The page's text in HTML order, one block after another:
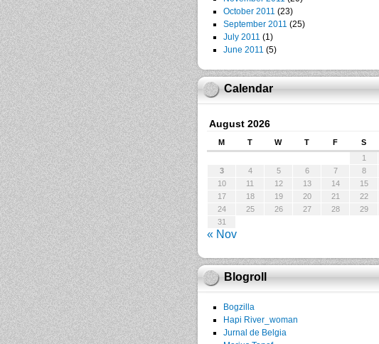
October 2011 (23)
September 2011 (25)
July 2011 (1)
June 2011 (5)
Calendar
August 2026
M T W T F S
1
3
4 5 6 7 8
10
11 12 13 14 15
17
18 19 20 21 22
24
25 26 27 28 29
31
« Nov
Blogroll
Bogzilla
Hapi River_woman
Jurnal de Belgia